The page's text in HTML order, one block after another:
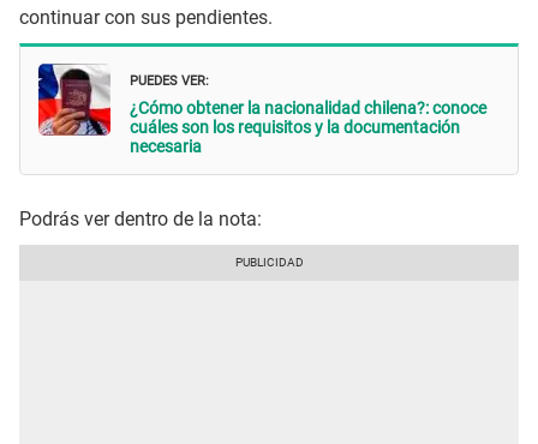
continuar con sus pendientes.
PUEDES VER:
¿Cómo obtener la nacionalidad chilena?: conoce
cuáles son los requisitos y la documentación
necesaria
Podrás ver dentro de la nota: